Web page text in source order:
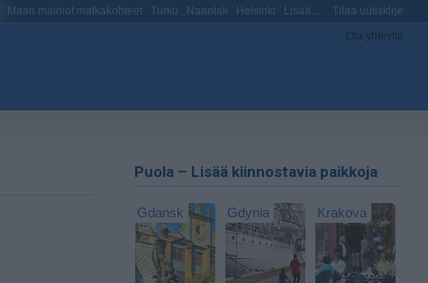
Maan mainiot matkakohteet Turku Naantali Helsinki Lisää...
Tilaa uutiskirje
Ota yhteyttä
Puola – Lisää kiinnostavia paikkoja
Gdansk Gdynia Krakova